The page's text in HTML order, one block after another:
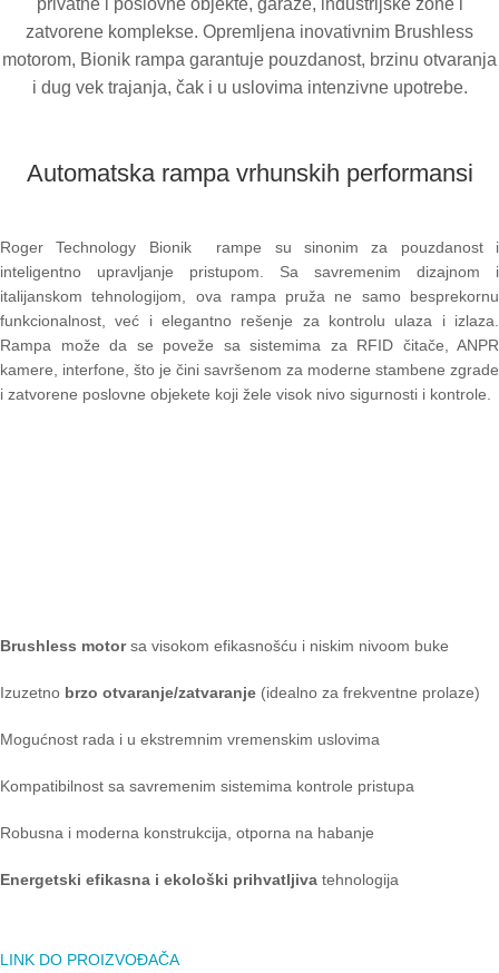
privatne i poslovne objekte, garaže, industrijske zone i
zatvorene komplekse. Opremljena inovativnim Brushless
motorom, Bionik rampa garantuje pouzdanost, brzinu otvaranja
i dug vek trajanja, čak i u uslovima intenzivne upotrebe.
Automatska rampa vrhunskih performansi
Roger Technology Bionik rampe su sinonim za pouzdanost i
inteligentno upravljanje pristupom. Sa savremenim dizajnom i
italijanskom tehnologijom, ova rampa pruža ne samo besprekornu
funkcionalnost, već i elegantno rešenje za kontrolu ulaza i izlaza.
Rampa može da se poveže sa sistemima za RFID čitače, ANPR
kamere, interfone, što je čini savršenom za moderne stambene zgrade
i zatvorene poslovne objekete koji žele visok nivo sigurnosti i kontrole.
Brushless motorsa visokom efikasnošću i niskim nivoom buke
Izuzetno brzo otvaranje/zatvaranje (idealno za frekventne prolaze)
Mogućnost rada i u ekstremnim vremenskim uslovima
Kompatibilnost sa savremenim sistemima kontrole pristupa
Robusna i moderna konstrukcija, otporna na habanje
Energetski efikasna i ekološki prihvatljiva tehnologija
LINK DO PROIZVOĐAČA